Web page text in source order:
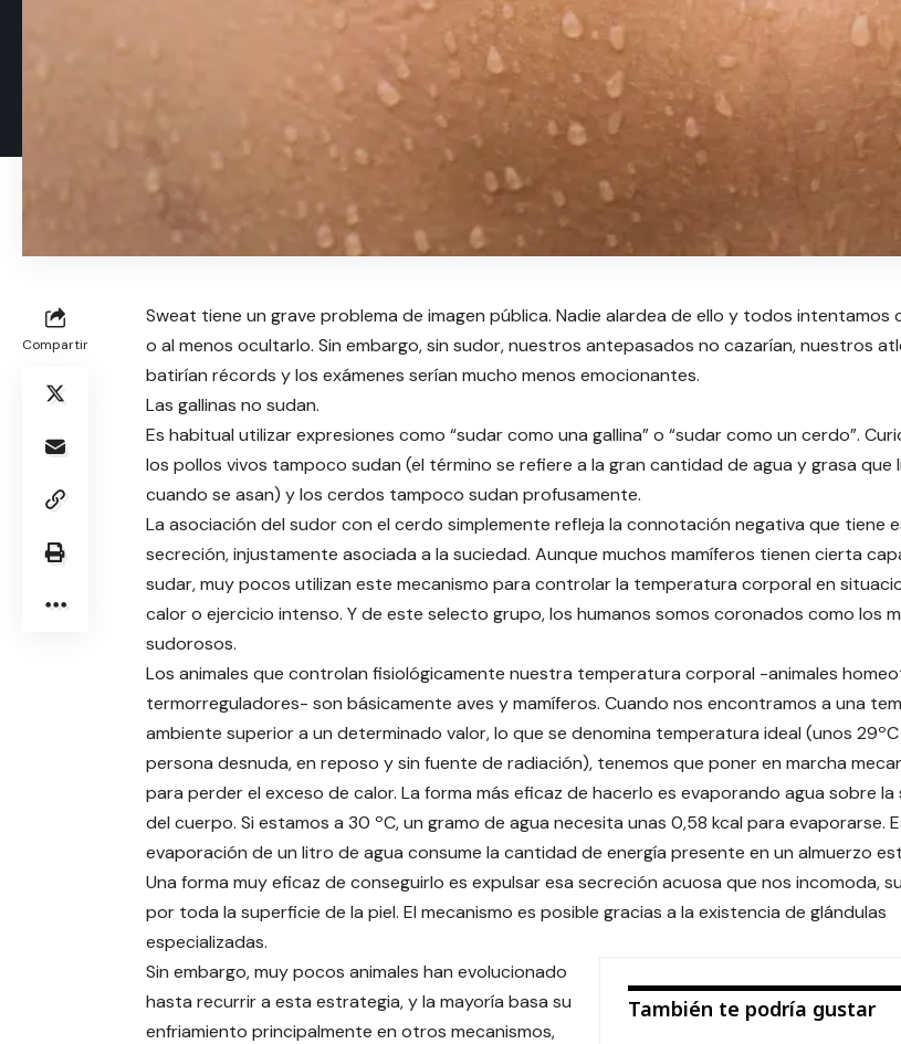
Compartir
Sweat tiene un grave problema de imagen pública. Nadie alardea de ello y todos intentamos
o al menos ocultarlo. Sin embargo, sin sudor, nuestros antepasados ​​no cazarían, nuestros
batirían récords y los exámenes serían mucho menos emocionantes.
Las gallinas no sudan.
Es habitual utilizar expresiones como “sudar como una gallina” o “sudar como un cerdo”.
los pollos vivos tampoco sudan (el término se refiere a la gran cantidad de agua y grasa que
cuando se asan) y los cerdos tampoco sudan profusamente.
La asociación del sudor con el cerdo simplemente refleja la connotación negativa que tiene
secreción, injustamente asociada a la suciedad. Aunque muchos mamíferos tienen cierta
sudar, muy pocos utilizan este mecanismo para controlar la temperatura corporal en
calor o ejercicio intenso. Y de este selecto grupo, los humanos somos coronados como los
sudorosos.
Los animales que controlan fisiológicamente nuestra temperatura corporal -animales
termorreguladores- son básicamente aves y mamíferos. Cuando nos encontramos a una
ambiente superior a un determinado valor, lo que se denomina temperatura ideal (unos
persona desnuda, en reposo y sin fuente de radiación), tenemos que poner en marcha
para perder el exceso de calor. La forma más eficaz de hacerlo es evaporando agua sobre la
del cuerpo. Si estamos a 30 ºC, un gramo de agua necesita unas 0,58 kcal para evaporarse.
evaporación de un litro de agua consume la cantidad de energía presente en un almuerzo
Una forma muy eficaz de conseguirlo es expulsar esa secreción acuosa que nos incomoda,
por toda la superficie de la piel. El mecanismo es posible gracias a la existencia de glándulas
especializadas.
También te podría gustar
Sin embargo, muy pocos animales han evolucionado
hasta recurrir a esta estrategia, y la mayoría basa su
enfriamiento principalmente en otros mecanismos,